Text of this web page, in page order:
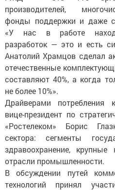
производителей,
фонды поддержки и даже
«У нас в работе
разработок — это и есть
Анатолий Храмцов сделал
отечественные
составляют 40%, а когда
не более 10%».
Драйверами потребления
вице-президент по
«Ростелеком» Борис
сектора: сегменты
здравоохранение,
отрасли промышленности.
В обсуждении путей
технологий принял